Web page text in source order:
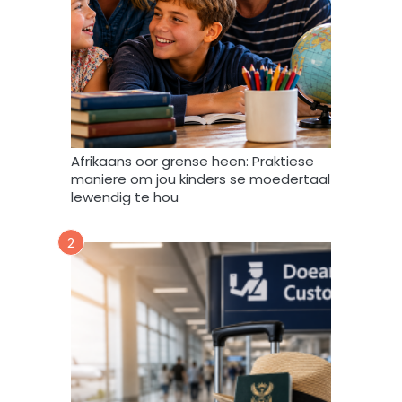
e
f
e
u
l
s
t
e
m
e
k
d
a
a
t
n
d
Afrikaans oor grense heen: Praktiese
maniere om jou kinders se moedertaal
lewendig te hou
2